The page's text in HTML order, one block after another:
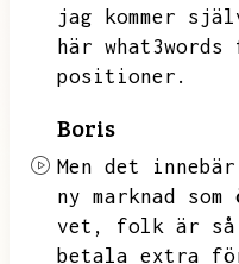
jag kommer
här
positioner.
Boris
Men det
ny marknad
vet,
folk är så
betala extra